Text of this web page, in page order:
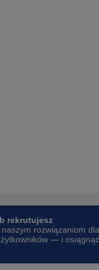
rekrutujesz
rozwiązaniom dla
— i osiągnąć